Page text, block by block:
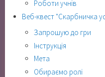
Роботи учнів
Веб-квест "Скарбничка
Запрошую до гри
Інструкція
Мета
Обираємо ролі